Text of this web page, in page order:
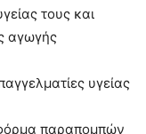
τους και
αγωγής
υγείας
παραπομπών